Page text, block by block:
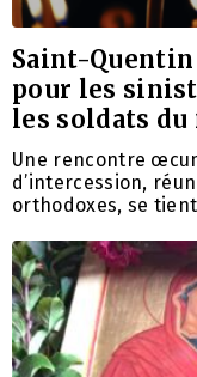
Saint-
pour les
les soldats du
Une rencontre
d’intercession,
orthodoxes, se